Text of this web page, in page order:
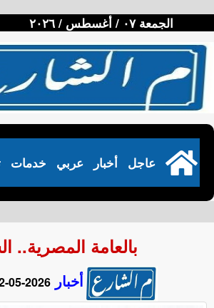
الجمعة ٠٧ / أغسطس / ٢٠٢٦
خدمات عربي أخبار عاجل
بالعامة المصرية..
أخبار 2026-05-22 20:08:15